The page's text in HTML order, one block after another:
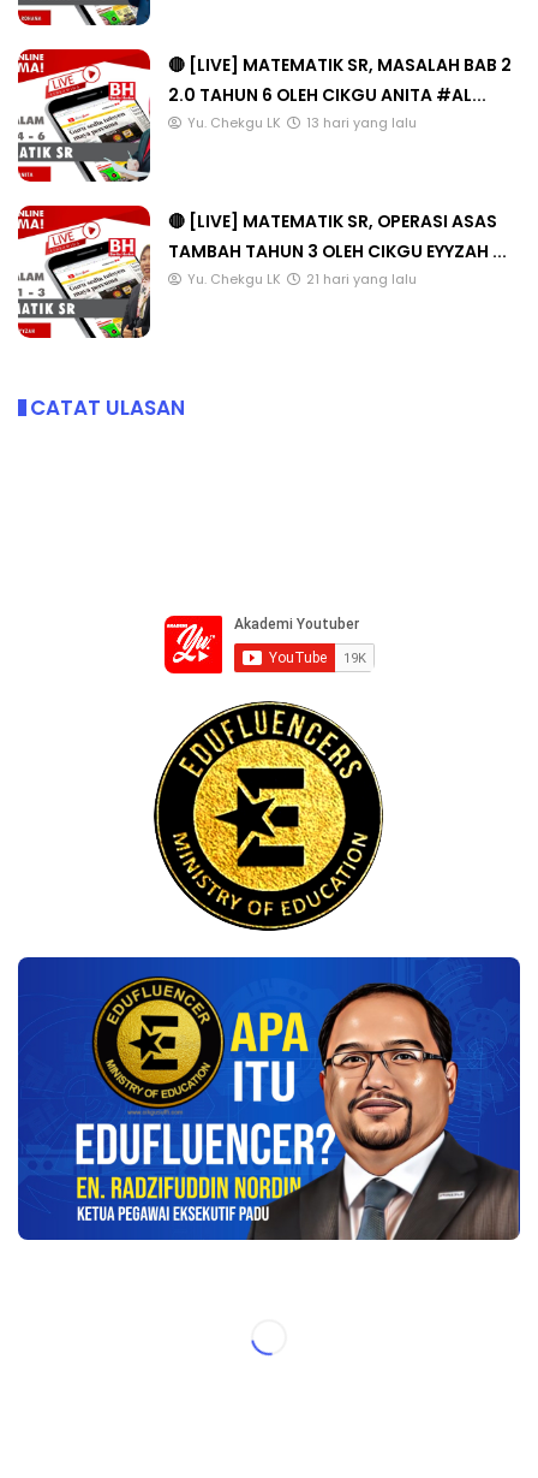
🔴 [LIVE] MATEMATIK SR, MASALAH BAB 2
2.0 TAHUN 6 OLEH CIKGU ANITA #AL...
Yu. Chekgu LK 13 hari yang lalu
🔴 [LIVE] MATEMATIK SR, OPERASI ASAS
TAMBAH TAHUN 3 OLEH CIKGU EYYZAH ...
Yu. Chekgu LK 21 hari yang lalu
CATAT ULASAN